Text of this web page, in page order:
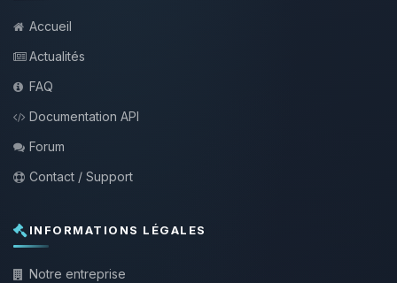
Accueil
Actualités
FAQ
Documentation API
Forum
Contact / Support
INFORMATIONS LÉGALES
Notre entreprise